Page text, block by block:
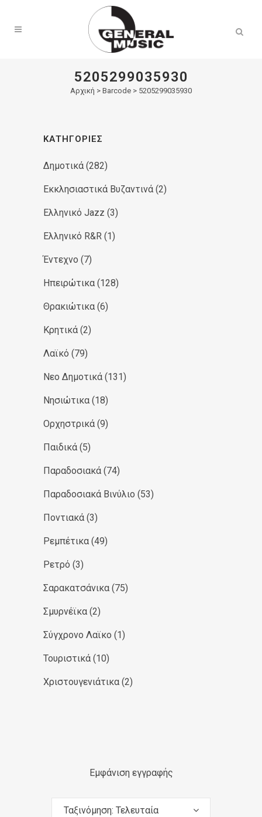
5205299035930
Αρχική > Barcode > 5205299035930
ΚΑΤΗΓΟΡΊΕΣ
Δημοτικά (282)
Εκκλησιαστικά Βυζαντινά (2)
Ελληνικό Jazz (3)
Ελληνικό R&R (1)
Έντεχνο (7)
Ηπειρώτικα (128)
Θρακιώτικα (6)
Κρητικά (2)
Λαϊκό (79)
Νεο Δημοτικά (131)
Νησιώτικα (18)
Ορχηστρικά (9)
Παιδικά (5)
Παραδοσιακά (74)
Παραδοσιακά Βινύλιο (53)
Ποντιακά (3)
Ρεμπέτικα (49)
Ρετρό (3)
Σαρακατσάνικα (75)
Σμυρνέϊκα (2)
Σύγχρονο Λαϊκο (1)
Τουριστικά (10)
Χριστουγενιάτικα (2)
Εμφάνιση εγγραφής
Ταξινόμηση: Τελευταία